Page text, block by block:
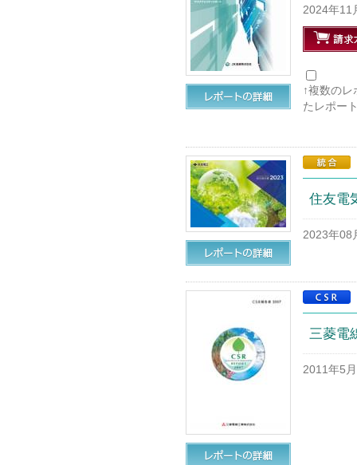
2024年11
↑複数の
たレポー
住友電
2023年08
三菱電
2011年5